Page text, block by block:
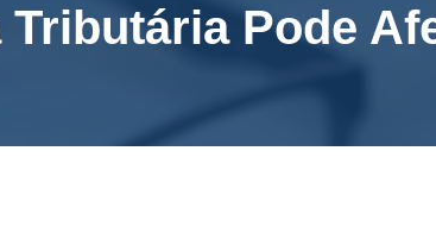
Pode